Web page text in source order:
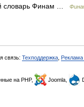
словарь Финам …
связь: Техподдержка Реклама
на PHP, Joomla,